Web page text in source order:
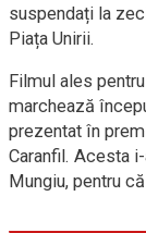
suspendați la
Piața Unirii.
Filmul ales
marchează
prezentat în
Caranfil. Acesta
Mungiu, pentru